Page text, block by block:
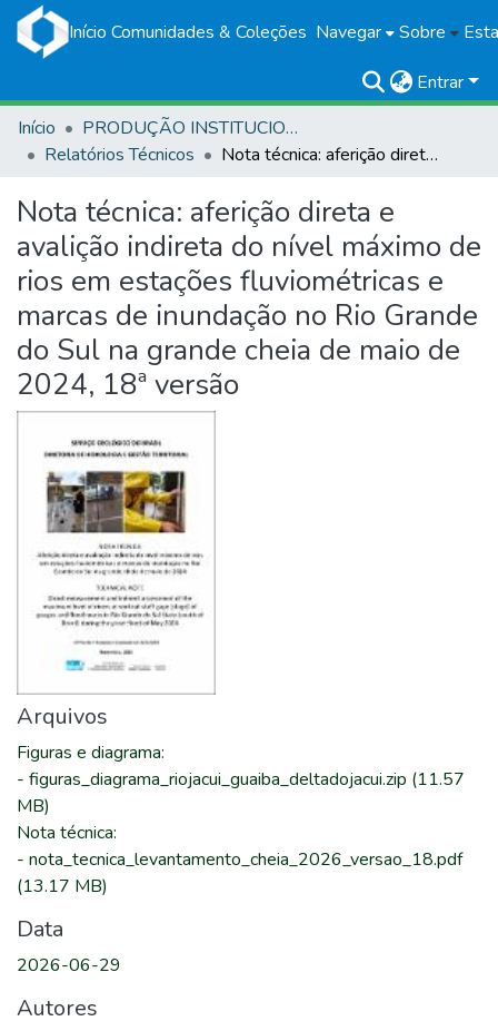
Início Comunidades & Coleções Navegar Sobre
Entrar
Início
PRODUÇÃO INSTITUCIONAL
Relatórios Técnicos
Nota técnica: aferição direta e avalição indireta do nível máximo de rios em estações fluviométricas e marcas de inundação no Rio Grande do Sul na grande cheia de maio de 2024, 18ª versão
Nota técnica: aferição direta e
avalição indireta do nível máximo de
rios em estações fluviométricas e
marcas de inundação no Rio Grande
do Sul na grande cheia de maio de
2024, 18ª versão
Arquivos
Figuras e diagrama:
- figuras_diagrama_riojacui_guaiba_deltadojacui.zip (11.57
MB)
Nota técnica:
- nota_tecnica_levantamento_cheia_2026_versao_18.pdf
(13.17 MB)
Data
2026-06-29
Autores